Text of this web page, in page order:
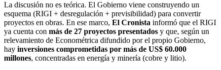
La discusión no es teórica. El Gobierno viene construyendo un
esquema (RIGI + desregulación + previsibilidad) para convertir
proyectos en obras. En ese marco, El Cronista informó que el RIGI
ya cuenta con más de 27 proyectos presentados y que, según un
relevamiento de Econométrica difundido por el propio Gobierno,
hay inversiones comprometidas por más de US$ 60.000
millones, concentradas en energía y minería (cobre y litio).